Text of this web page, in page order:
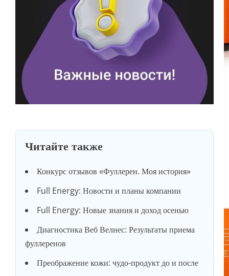
Читайте также
Конкурс отзывов «Фуллерен. Моя история»
Full Energy: Новости и планы компании
Full Energy: Новые знания и доход осенью
Диагностика Веб Велнес: Результаты приема
фуллеренов
Преображение кожи: чудо-продукт до и после